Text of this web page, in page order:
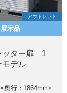
アウトレット
展示品
ター扉 1
デル
奥行：1864mm×